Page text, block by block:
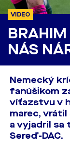
VIDEO
NÁS
Nemecký
fanúšikom
víťazstvu v
marec, vrátil
a vyjadril sa
Sereď-DAC.